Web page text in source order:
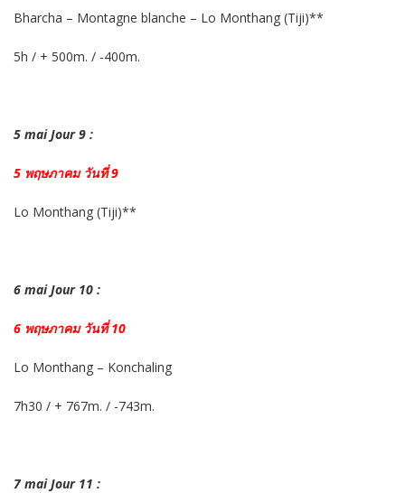
Bharcha – Montagne blanche – Lo Monthang (Tiji)**
5h / + 500m. / -400m.
5 mai Jour 9 :
5 พฤษภาคม วันที่ 9
Lo Monthang (Tiji)**
6 mai Jour 10 :
6 พฤษภาคม วันที่ 10
Lo Monthang – Konchaling
7h30 / + 767m. / -743m.
7 mai Jour 11 :